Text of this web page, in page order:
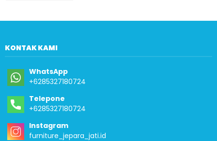
KONTAK KAMI
WhatsApp
+6285327180724
Telepone
+6285327180724
Instagram
furniture_jepara_jati.id